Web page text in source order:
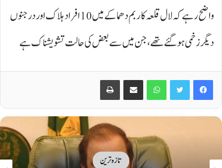
واضح رہے کہ لال قلعہ کار بم دھماکے میں 10 افراد ہلاک اور درجنوں
دیگر زخمی ہوگئے تھے، جن میں سے بعض کی حالت تشویشناک ہے
Facebook
Twitter
WhatsApp
Share via Email
Print
تازہ ترین